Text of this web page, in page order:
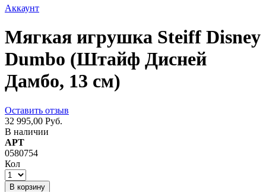
Аккаунт
Мягкая игрушка Steiff Disney
Dumbo (Штайф Дисней
Дамбо, 13 см)
Оставить отзыв
32 995,00 Руб.
В наличии
АРТ
0580754
Кол
В корзину